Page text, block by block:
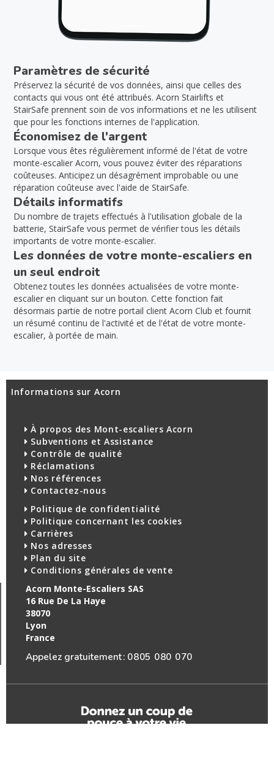
Paramètres de sécurité
Préservez la sécurité de vos données, ainsi que celles des
contacts qui vous ont été attribués. Acorn Stairlifts et
StairSafe prennent soin de vos informations et ne les utilisent
que pour les fonctions internes de l'application.
Économisez de l'argent
Lorsque vous êtes régulièrement informé de l'état de votre
monte-escalier Acorn, vous pouvez éviter des réparations
coûteuses. Anticipez un désagrément improbable ou une
réparation coûteuse avec l'aide de StairSafe.
Détails informatifs
Du nombre de trajets effectués à l'utilisation globale de la
batterie, StairSafe vous permet de vérifier tous les détails
importants de votre monte-escalier.
Les données de votre monte-escaliers en
un seul endroit
Obtenez toutes les données actualisées de votre monte-
escalier en cliquant sur un bouton. Cette fonction fait
désormais partie de notre portail client Acorn Club et fournit
un résumé continu de l'activité et de l'état de votre monte-
escalier, à portée de main.
Informations sur Acorn
À propos des Mont-escaliers Acorn
Subventions et Assistance
Contrôle de qualité
Réclamations
Nos références
Contactez-nous
Politique de confidentialité
Politique concernant les cookies
Carrières
Nos adresses
Plan du site
Conditions générales de vente
Acorn Monte-Escaliers SAS
16 Rue De La Haye
38070
Lyon
France
Appelez gratuitement : 0805 080 070